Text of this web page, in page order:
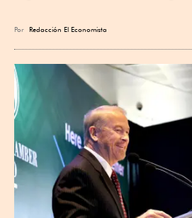
Por Redacción El Economista